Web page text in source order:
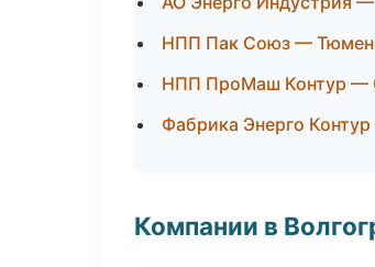
НПП Пак Союз —
НПП ПроМаш Контур —
Фабрика Энерго
Компании в